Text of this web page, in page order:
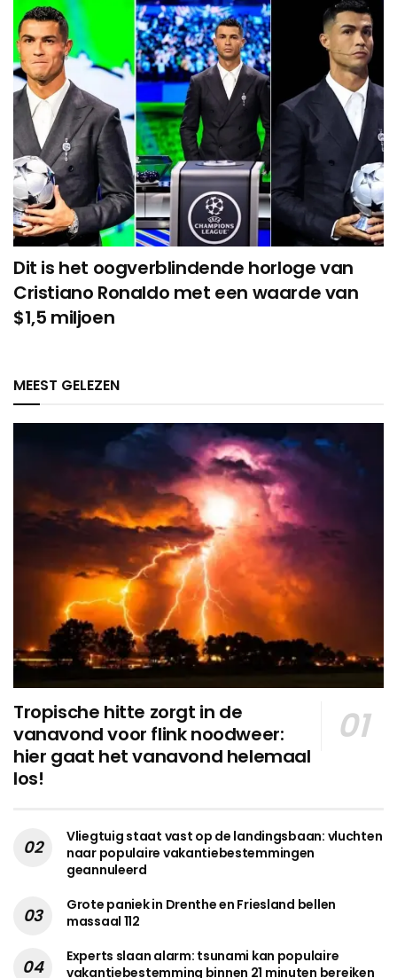
Dit is het oogverblindende horloge van
Cristiano Ronaldo met een waarde van
$1,5 miljoen
MEEST GELEZEN
Tropische hitte zorgt in de
vanavond voor flink noodweer:
hier gaat het vanavond helemaal
los!
Vliegtuig staat vast op de landingsbaan: vluchten
naar populaire vakantiebestemmingen
geannuleerd
Grote paniek in Drenthe en Friesland bellen
massaal 112
Experts slaan alarm: tsunami kan populaire
vakantiebestemming binnen 21 minuten bereiken